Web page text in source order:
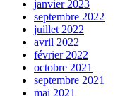
janvier 2023
septembre 2022
juillet 2022
avril 2022
février 2022
octobre 2021
septembre 2021
mai 2021